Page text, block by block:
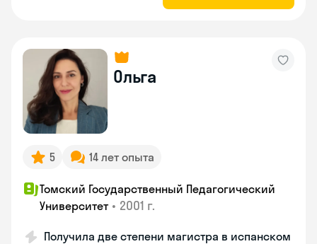
Ольга
5 14 лет опыта
Томский Государственный Педагогический
Университет • 2001 г.
Получила две степени магистра в испанском